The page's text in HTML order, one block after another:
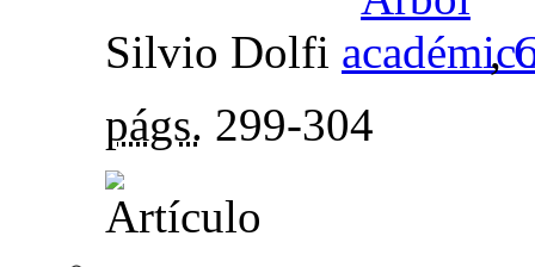
Silvio Dolfi ,
págs. 299-304